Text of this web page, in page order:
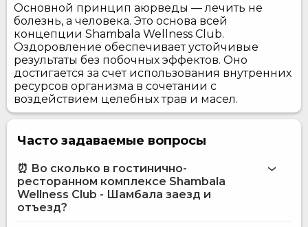
Основной принцип аюрведы — лечить не
болезнь, а человека. Это основа всей
концепции Shambala Wellness Club.
Оздоровление обеспечивает устойчивые
результаты без побочных эффектов. Оно
достигается за счет использования внутренних
ресурсов организма в сочетании с
воздействием целебных трав и масел.
Часто задаваемые вопросы
⏰ Во сколько в гостинично-
ресторанном комплексе Shambala
Wellness Club - Шамбала заезд и
отъезд?